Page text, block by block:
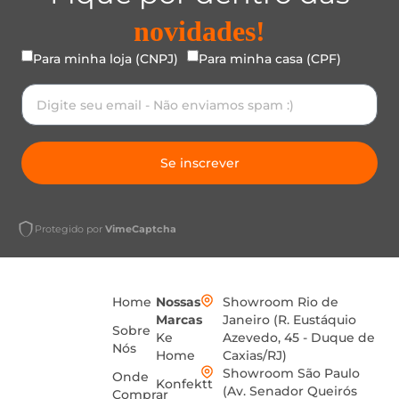
novidades!
Para minha loja (CNPJ) Para minha casa (CPF)
Se inscrever
Protegido por VimeCaptcha
Home
Sobre
Nós
Onde
Comprar
Nossas
Marcas
Ke
Home
Konfektt
Showroom Rio de
Janeiro (R. Eustáquio
Azevedo, 45 - Duque de
Caxias/RJ)
Showroom São Paulo
(Av. Senador Queirós